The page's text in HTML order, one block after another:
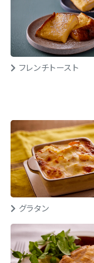
フレンチトースト
グラタン